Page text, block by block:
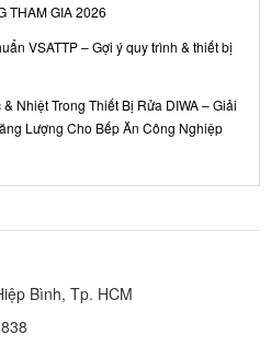
THAM GIA 2026
VSATTP – Gợi ý quy trình & thiết bị
Nhiệt Trong Thiết Bị Rửa DIWA – Giải
Lượng Cho Bếp Ăn Công Nghiệp
Bình, Tp. HCM